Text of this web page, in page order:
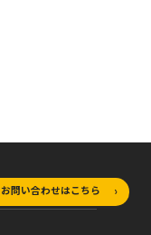
お問い合わせはこちら